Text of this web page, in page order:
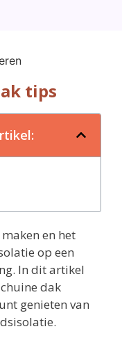
tips
en het
op een
In dit artikel
dak
genieten van